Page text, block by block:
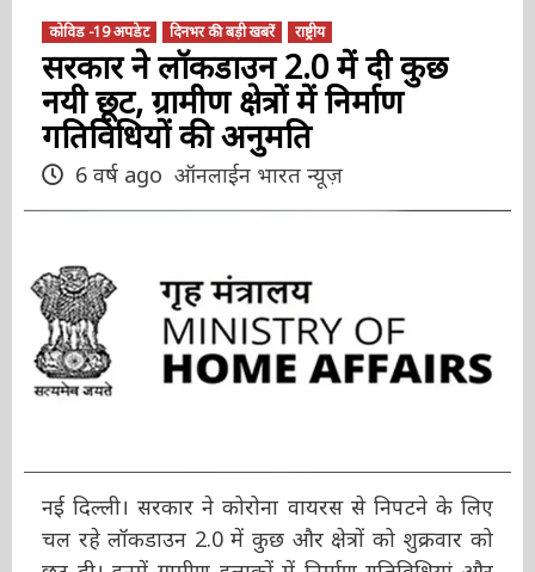
कोविड -19 अपडेट दिनभर की बड़ी खबरें राष्ट्रीय
सरकार ने लॉकडाउन 2.0 में दी कुछ
नयी छूट, ग्रामीण क्षेत्रों में निर्माण
गतिविधियों की अनुमति
6 वर्ष ago ऑनलाईन भारत न्यूज़
नई दिल्ली। सरकार ने कोरोना वायरस से निपटने के लिए
चल रहे लॉकडाउन 2.0 में कुछ और क्षेत्रों को शुक्रवार को
छूट दी। इनमें ग्रामीण इलाकों में निर्माण गतिविधियां और